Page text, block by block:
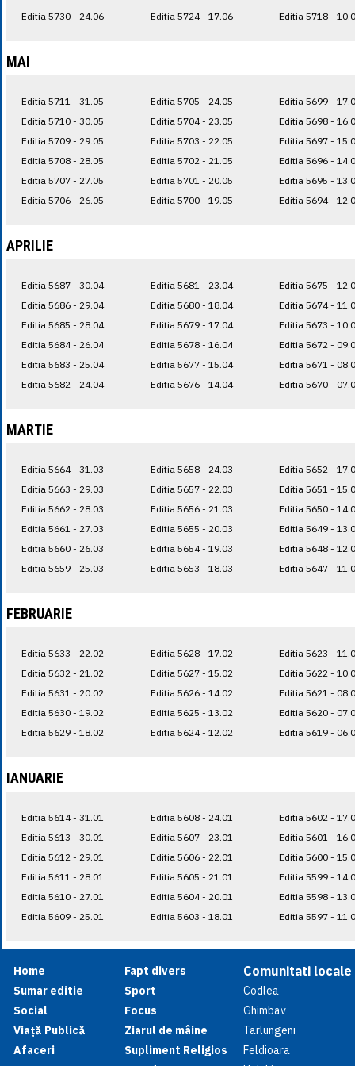
Editia 5730 - 24.06
Editia 5724 - 17.06
Editia 5718 -
MAI
Editia 5711 - 31.05
Editia 5710 - 30.05
Editia 5709 - 29.05
Editia 5708 - 28.05
Editia 5707 - 27.05
Editia 5706 - 26.05
Editia 5705 - 24.05
Editia 5704 - 23.05
Editia 5703 - 22.05
Editia 5702 - 21.05
Editia 5701 - 20.05
Editia 5700 - 19.05
Editia 5699 -
Editia 5698 -
Editia 5697 -
Editia 5696 -
Editia 5695 -
Editia 5694 -
APRILIE
Editia 5687 - 30.04
Editia 5686 - 29.04
Editia 5685 - 28.04
Editia 5684 - 26.04
Editia 5683 - 25.04
Editia 5682 - 24.04
Editia 5681 - 23.04
Editia 5680 - 18.04
Editia 5679 - 17.04
Editia 5678 - 16.04
Editia 5677 - 15.04
Editia 5676 - 14.04
Editia 5675 -
Editia 5674 -
Editia 5673 -
Editia 5672 -
Editia 5671 -
Editia 5670 -
MARTIE
Editia 5664 - 31.03
Editia 5663 - 29.03
Editia 5662 - 28.03
Editia 5661 - 27.03
Editia 5660 - 26.03
Editia 5659 - 25.03
Editia 5658 - 24.03
Editia 5657 - 22.03
Editia 5656 - 21.03
Editia 5655 - 20.03
Editia 5654 - 19.03
Editia 5653 - 18.03
Editia 5652 -
Editia 5651 -
Editia 5650 -
Editia 5649 -
Editia 5648 -
Editia 5647 -
FEBRUARIE
Editia 5633 - 22.02
Editia 5632 - 21.02
Editia 5631 - 20.02
Editia 5630 - 19.02
Editia 5629 - 18.02
Editia 5628 - 17.02
Editia 5627 - 15.02
Editia 5626 - 14.02
Editia 5625 - 13.02
Editia 5624 - 12.02
Editia 5623 -
Editia 5622 -
Editia 5621 -
Editia 5620 -
Editia 5619 -
IANUARIE
Editia 5614 - 31.01
Editia 5613 - 30.01
Editia 5612 - 29.01
Editia 5611 - 28.01
Editia 5610 - 27.01
Editia 5609 - 25.01
Editia 5608 - 24.01
Editia 5607 - 23.01
Editia 5606 - 22.01
Editia 5605 - 21.01
Editia 5604 - 20.01
Editia 5603 - 18.01
Editia 5602 -
Editia 5601 -
Editia 5600 -
Editia 5599 -
Editia 5598 -
Editia 5597 -
Home
Sumar editie
Social
Viață Publică
Afaceri
Fapt divers
Sport
Focus
Ziarul de mâine
Supliment Religios
Comunitati locale
Codlea
Ghimbav
Tarlungeni
Feldioara